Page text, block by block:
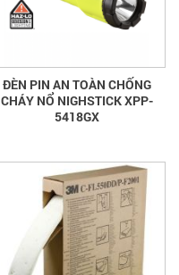
ĐÈN PIN AN TOÀN CHỐNG
CHÁY NỔ NIGHSTICK XPP-
5418GX